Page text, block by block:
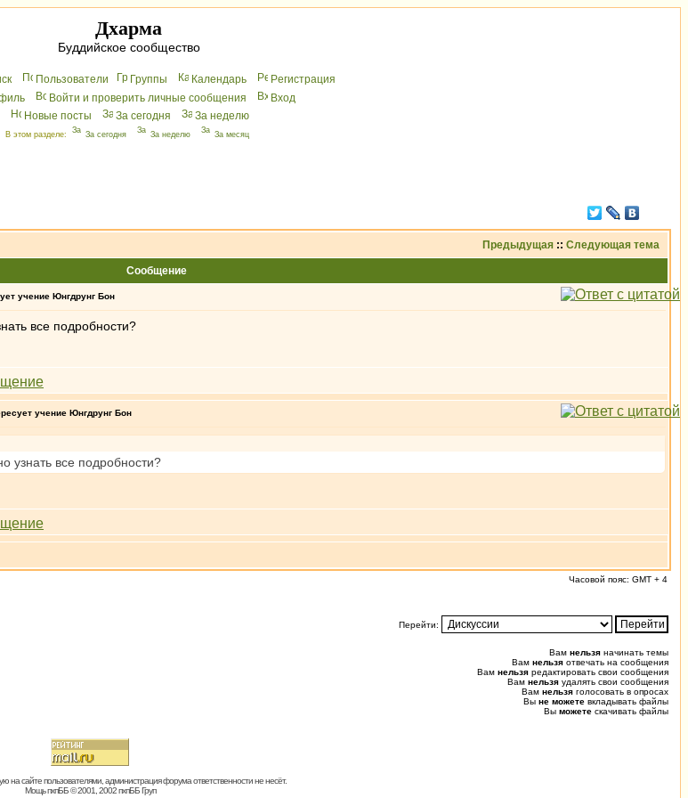
Дхарма
Буддийское сообщество
Пользователи Группы Календарь
Peгиcтрaция
Войти и проверить личные сообщения
Вхoд
Новые посты
За сегодня За неделю
В этом разделе: За сегодня За неделю За месяц
Предыдущая :: Следующая тема
Сообщение
учение Юнгдрунг Бон
все подробности?
учение Юнгдрунг Бон
узнать все подробности?
Часовой пояс: GMT + 4
Перейти:
Вам нельзя начинать темы
Вам нельзя отвечать на сообщения
Вам нельзя редактировать свои сообщения
Вам нельзя удалять свои сообщения
Вам нельзя голосовать в опросах
Вы не можете вкладывать файлы
Вы можете скачивать файлы
сайте пользователями, администрация форума ответственности не несёт.
Мощь пхпББ © 2001, 2002 пхпББ Груп